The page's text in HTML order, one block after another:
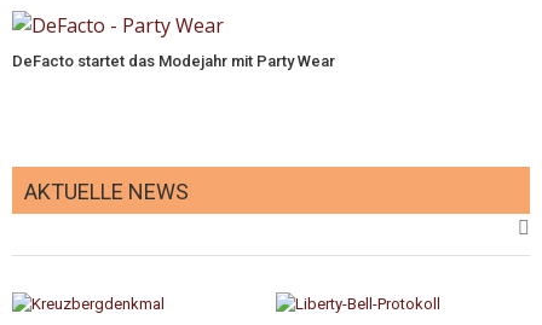
DeFacto startet das Modejahr mit Party Wear
AKTUELLE NEWS